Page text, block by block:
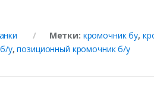
Метки: кромочник бу,
у,позиционный кромочник б/у